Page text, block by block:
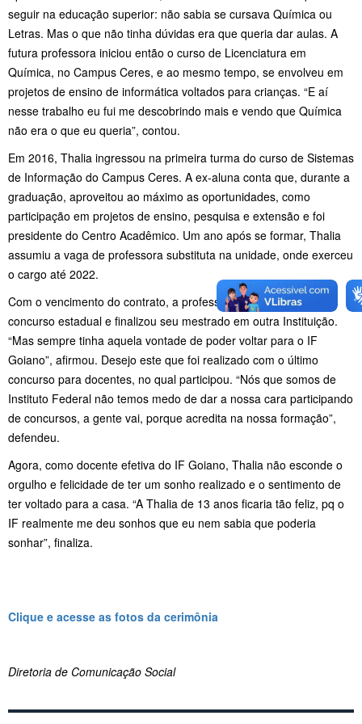
seguir na educação superior: não sabia se cursava Química ou
Letras. Mas o que não tinha dúvidas era que queria dar aulas. A
futura professora iniciou então o curso de Licenciatura em
Química, no Campus Ceres, e ao mesmo tempo, se envolveu em
projetos de ensino de informática voltados para crianças. “E aí
nesse trabalho eu fui me descobrindo mais e vendo que Química
não era o que eu queria”, contou.
Em 2016, Thalia ingressou na primeira turma do curso de Sistemas
de Informação do Campus Ceres. A ex-aluna conta que, durante a
graduação, aproveitou ao máximo as oportunidades, como
participação em projetos de ensino, pesquisa e extensão e foi
presidente do Centro Acadêmico. Um ano após se formar, Thalia
assumiu a vaga de professora substituta na unidade, onde exerceu
o cargo até 2022.
Com o vencimento do contrato, a professora passou em um
concurso estadual e finalizou seu mestrado em outra Instituição.
“Mas sempre tinha aquela vontade de poder voltar para o IF
Goiano”, afirmou. Desejo este que foi realizado com o último
concurso para docentes, no qual participou. “Nós que somos de
Instituto Federal não temos medo de dar a nossa cara participando
de concursos, a gente vai, porque acredita na nossa formação”,
defendeu.
Agora, como docente efetiva do IF Goiano, Thalia não esconde o
orgulho e felicidade de ter um sonho realizado e o sentimento de
ter voltado para a casa. “A Thalia de 13 anos ficaria tão feliz, pq o
IF realmente me deu sonhos que eu nem sabia que poderia
sonhar”, finaliza.
Clique e acesse as fotos da cerimônia
Diretoria de Comunicação Social